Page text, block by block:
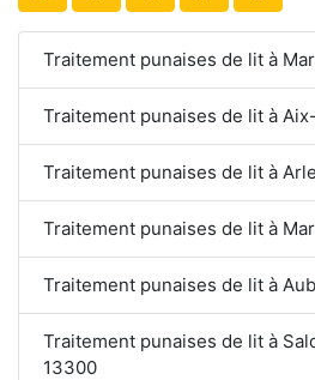
Traitement punaises de lit à
Traitement punaises de lit à
Traitement punaises de lit à
Traitement punaises de lit à
Traitement punaises de lit à
Traitement punaises de lit à
13300